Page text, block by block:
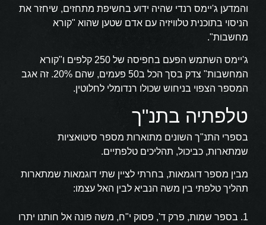
והמדען ג'יימס רנדי שהיה ידוע בחשיפת מתחזים, שיחזר את
הניסוי בתוכנית טלוויזיה עם אדם שטען שהוא "קורא
מחשבות".
ג'יימס השתמש הפעם בחפיסה של 250 קלפים ו"קורא
המחשבות" צדק בסך הכל ב50 פעמים, שהם 20%. זה אגב
המספר הצפוי בניחוש שכולו רנדומלי לחלוטין.
טלפתיה בתנ"ך
בספרי התנ"ך השונים מתוארות מספר סיטואציות
שמתארות, כביכול, תהליכים טלפתיים.
מבין מספר דוגמאות, בחרתי לציין שתי דוגמאות שמתארות
תהליך טלפתי בין משה הנביא לבין האל עצמו:
1. בספר שמות, פרק ד', פסוק י"ח, משה פונה אל חותנו יתרו